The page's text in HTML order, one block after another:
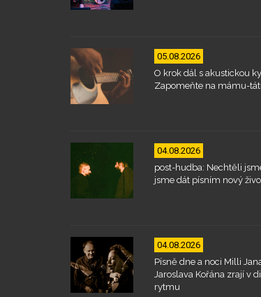
05.08.2026
O krok dál s akustickou
Zapomeňte na mámu-
04.08.2026
post-hudba: Nechtěli
jsme dát písním nový
04.08.2026
Písně dne a noci Milli
Jaroslava Kořána zrají v
rytmu